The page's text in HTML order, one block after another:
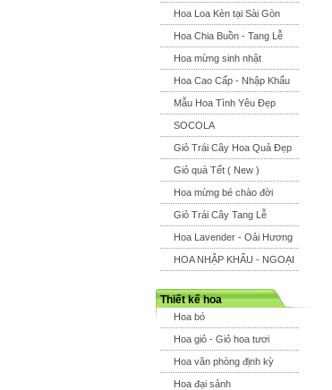
Hoa Loa Kèn tại Sài Gòn
Hoa Chia Buồn - Tang Lễ
Hoa mừng sinh nhật
Hoa Cao Cấp - Nhập Khẩu
Mẫu Hoa Tình Yêu Đẹp
SOCOLA
Giỏ Trái Cây Hoa Quả Đẹp
Giỏ quà Tết ( New )
Hoa mừng bé chào đời
Giỏ Trái Cây Tang Lễ
Hoa Lavender - Oải Hương
HOA NHẬP KHẨU - NGOẠI
Thiết kế hoa
Hoa bó
Hoa giỏ - Giỏ hoa tươi
Hoa văn phòng định kỳ
Hoa đại sảnh